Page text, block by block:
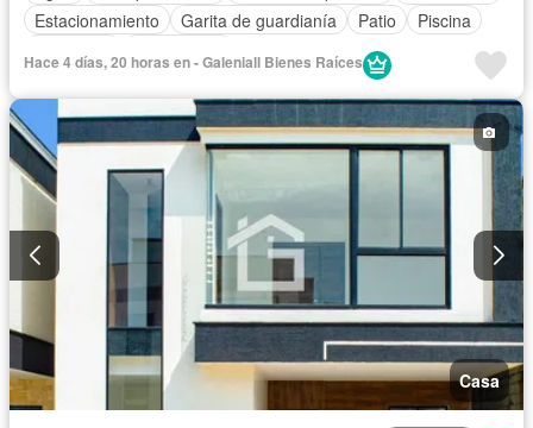
Estacionamiento
Garita de guardianía Patio
Piscina
Hace 4 días, 20 horas en - Galeniall Bienes Raíces
Casa